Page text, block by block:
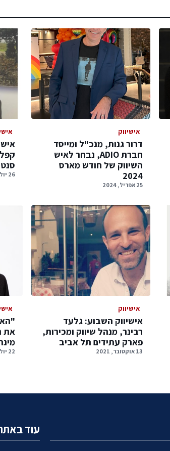
אישיווק
דרור גנות, מנכ"ל ומייסד
חברת ADIO, נבחר לאיש
השיווק של חודש מארס
2024
25 אפריל, 2024
26 יולי, 2022
אישיווק
אישיווק השבוע: גלעד
רבינר, מנהל שיווק ומכירות,
פארק עתידים תל אביב
13 אוקטובר, 2021
את
22 יולי, 2021
עוד